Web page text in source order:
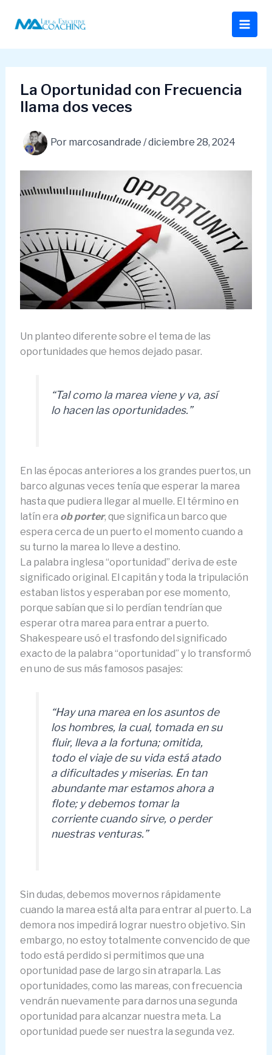
La Oportunidad con Frecuencia
llama dos veces
Por marcosandrade /diciembre 28, 2024
Un planteo diferente sobre el tema de las
oportunidades que hemos dejado pasar.
“Tal como la marea viene y va, así
lo hacen las oportunidades.”
En las épocas anteriores a los grandes puertos, un
barco algunas veces tenía que esperar la marea
hasta que pudiera llegar al muelle. El término en
latín era ob porter, que significa un barco que
espera cerca de un puerto el momento cuando a
su turno la marea lo lleve a destino.
La palabra inglesa “oportunidad” deriva de este
significado original. El capitán y toda la tripulación
estaban listos y esperaban por ese momento,
porque sabían que si lo perdían tendrían que
esperar otra marea para entrar a puerto.
Shakespeare usó el trasfondo del significado
exacto de la palabra “oportunidad” y lo transformó
en uno de sus más famosos pasajes:
“Hay una marea en los asuntos de
los hombres, la cual, tomada en su
fluir, lleva a la fortuna; omitida,
todo el viaje de su vida está atado
a dificultades y miserias. En tan
abundante mar estamos ahora a
flote; y debemos tomar la
corriente cuando sirve, o perder
nuestras venturas.”
Sin dudas, debemos movernos rápidamente
cuando la marea está alta para entrar al puerto. La
demora nos impedirá lograr nuestro objetivo. Sin
embargo, no estoy totalmente convencido de que
todo está perdido si permitimos que una
oportunidad pase de largo sin atraparla. Las
oportunidades, como las mareas, con frecuencia
vendrán nuevamente para darnos una segunda
oportunidad para alcanzar nuestra meta. La
oportunidad puede ser nuestra la segunda vez.